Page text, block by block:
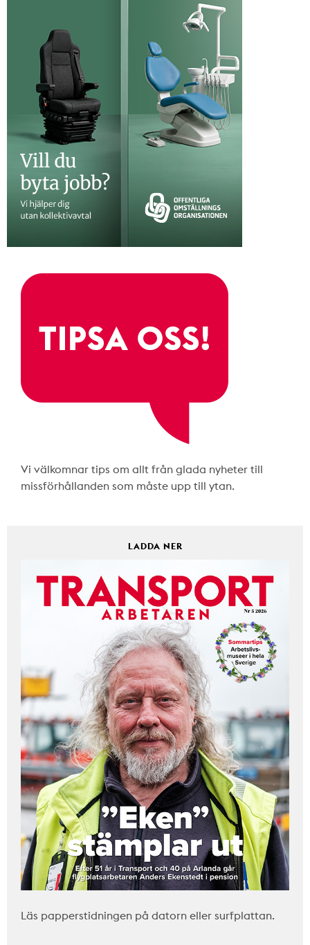
Vi välkomnar tips om allt från glada nyheter till
missförhållanden som måste upp till ytan.
LADDA NER
Läs papperstidningen på datorn eller surfplattan.